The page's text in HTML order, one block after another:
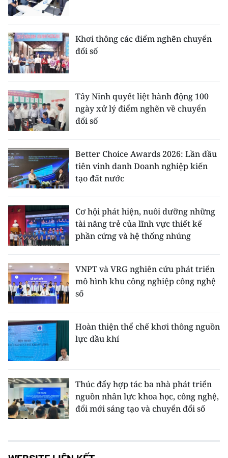
Khơi thông các điểm nghẽn chuyển
đổi số
Tây Ninh quyết liệt hành động 100
ngày xử lý điểm nghẽn về chuyển
đổi số
Better Choice Awards 2026: Lần đầu
tiên vinh danh Doanh nghiệp kiến
tạo đất nước
Cơ hội phát hiện, nuôi dưỡng những
tài năng trẻ của lĩnh vực thiết kế
phần cứng và hệ thống nhúng
VNPT và VRG nghiên cứu phát triển
mô hình khu công nghiệp công nghệ
số
Hoàn thiện thể chế khơi thông nguồn
lực dầu khí
Thúc đẩy hợp tác ba nhà phát triển
nguồn nhân lực khoa học, công nghệ,
đổi mới sáng tạo và chuyển đổi số